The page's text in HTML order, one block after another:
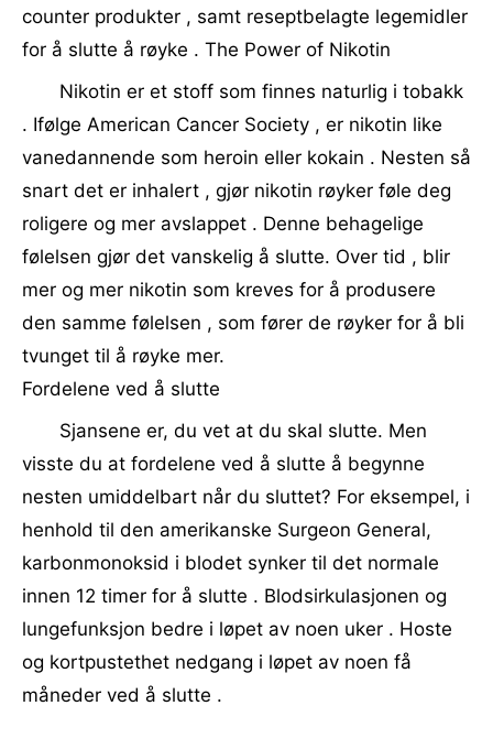
counter produkter , samt reseptbelagte legemidler
for å slutte å røyke . The Power of Nikotin
Nikotin er et stoff som finnes naturlig i tobakk
. Ifølge American Cancer Society , er nikotin like
vanedannende som heroin eller kokain . Nesten så
snart det er inhalert , gjør nikotin røyker føle deg
roligere og mer avslappet . Denne behagelige
følelsen gjør det vanskelig å slutte. Over tid , blir
mer og mer nikotin som kreves for å produsere
den samme følelsen , som fører de røyker for å bli
tvunget til å røyke mer.
Fordelene ved å slutte
Sjansene er, du vet at du skal slutte. Men
visste du at fordelene ved å slutte å begynne
nesten umiddelbart når du sluttet? For eksempel, i
henhold til den amerikanske Surgeon General,
karbonmonoksid i blodet synker til det normale
innen 12 timer for å slutte . Blodsirkulasjonen og
lungefunksjon bedre i løpet av noen uker . Hoste
og kortpustethet nedgang i løpet av noen få
måneder ved å slutte .